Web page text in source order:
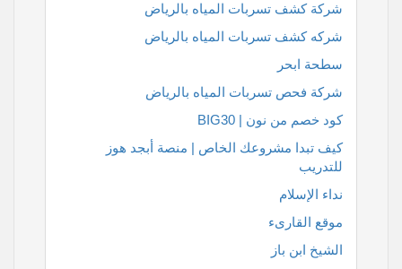
شركة كشف تسربات المياه بالرياض
شركه كشف تسربات المياه بالرياض
سطحة ابحر
شركة فحص تسربات المياه بالرياض
كود خصم من نون | BIG30
كيف تبدا مشروعك الخاص | منصة أبجد هوز
للتدريب
نداء الإسلام
موقع القارىء
الشيخ ابن باز